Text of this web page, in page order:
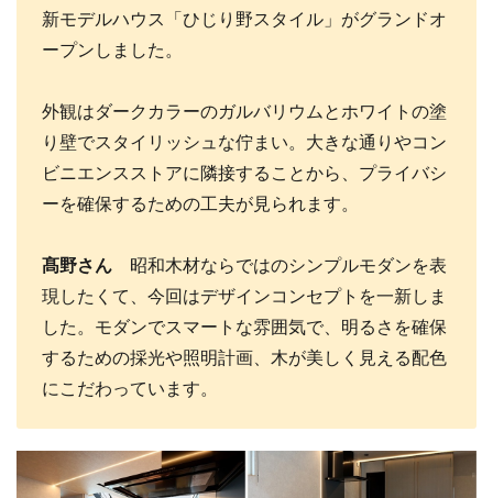
新モデルハウス「ひじり野スタイル」がグランドオ
ープンしました。
外観はダークカラーのガルバリウムとホワイトの塗
り壁でスタイリッシュな佇まい。大きな通りやコン
ビニエンスストアに隣接することから、プライバシ
ーを確保するための工夫が見られます。
髙野さん 昭和木材ならではのシンプルモダンを表
現したくて、今回はデザインコンセプトを一新しま
した。モダンでスマートな雰囲気で、明るさを確保
するための採光や照明計画、木が美しく見える配色
にこだわっています。